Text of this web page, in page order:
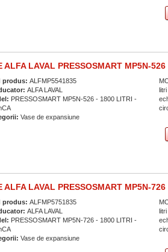
ALFA LAVAL PRESSOSMART MP5N-
produs:ALFMP5541835
ALFA LAVAL
PRESSOSMART MP5N-526 - 1800 LITRI -
Vase de expansiune
ALFA LAVAL PRESSOSMART MP5N-
produs:ALFMP5751835
ALFA LAVAL
PRESSOSMART MP5N-726 - 1800 LITRI -
Vase de expansiune